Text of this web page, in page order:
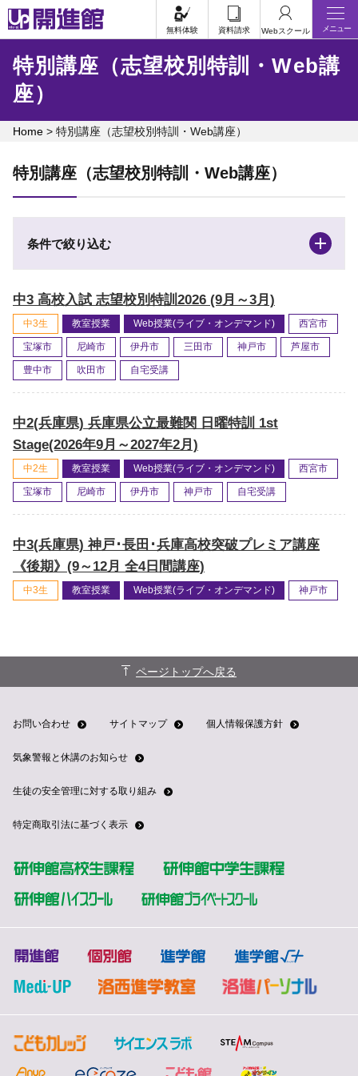
Skip
to
content
無料体験 資料請求 Webスクール メニュー
特別講座（志望校別特訓・Web講
座）
Home > 特別講座（志望校別特訓・Web講座）
特別講座（志望校別特訓・Web講座）
条件で絞り込む
中3 高校入試 志望校別特訓2026 (9月～3月)
中3生 教室授業 Web授業(ライブ・オンデマンド) 西宮市
宝塚市 尼崎市 伊丹市 三田市 神戸市 芦屋市
豊中市 吹田市 自宅受講
中2(兵庫県) 兵庫県公立最難関 日曜特訓 1st
Stage(2026年9月～2027年2月)
中2生 教室授業 Web授業(ライブ・オンデマンド) 西宮市
宝塚市 尼崎市 伊丹市 神戸市 自宅受講
中3(兵庫県) 神戸･長田･兵庫高校突破プレミア講座
《後期》(9～12月 全4日間講座)
中3生 教室授業 Web授業(ライブ・オンデマンド) 神戸市
ページトップへ戻る
お問い合わせ サイトマップ 個人情報保護方針
気象警報と休講のお知らせ
生徒の安全管理に対する取り組み
特定商取引法に基づく表示